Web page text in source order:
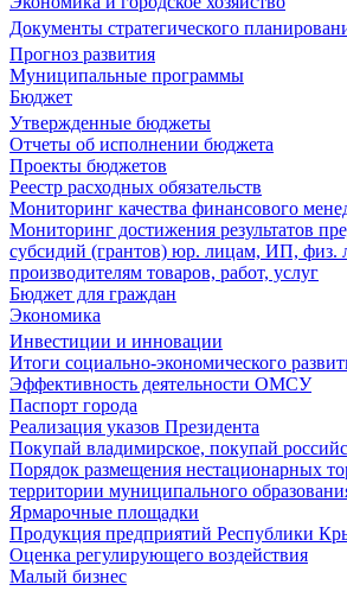
Документы стратегического
Прогноз развития
Муниципальные программы
Бюджет
Утвержденные бюджеты
Отчеты об исполнении бюджета
Проекты бюджетов
Реестр расходных обязательств
Мониторинг качества финансового
Мониторинг достижения результатов
субсидий (грантов) юр. лицам, ИП, физ.
производителям товаров, работ, услуг
Бюджет для граждан
Экономика
Инвестиции и инновации
Итоги социально-экономического
Эффективность деятельности ОМСУ
Паспорт города
Реализация указов Президента
Покупай владимирское, покупай
Порядок размещения нестационарных
территории муниципального
Ярмарочные площадки
Продукция предприятий Республики
Оценка регулирующего воздействия
Малый бизнес